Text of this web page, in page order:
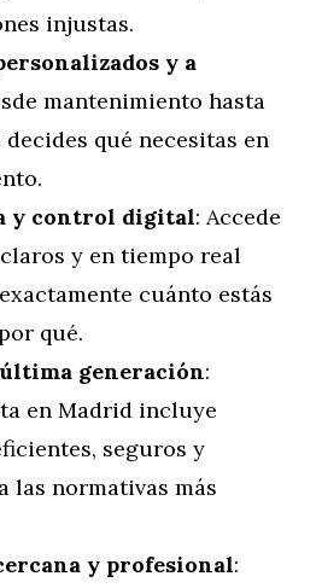
injustas.
y a
mantenimiento hasta
qué necesitas en
y control digital: Accede
y en tiempo real
cuánto estás
qué.
última generación:
en Madrid incluye
seguros y
las normativas más
y profesional: